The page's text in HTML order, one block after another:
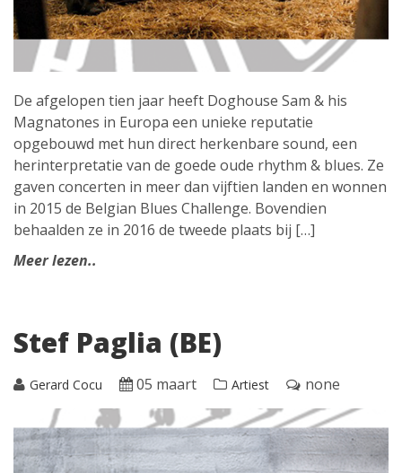
De afgelopen tien jaar heeft Doghouse Sam & his
Magnatones in Europa een unieke reputatie
opgebouwd met hun direct herkenbare sound, een
herinterpretatie van de goede oude rhythm & blues. Ze
gaven concerten in meer dan vijftien landen en wonnen
in 2015 de Belgian Blues Challenge. Bovendien
behaalden ze in 2016 de tweede plaats bij […]
Meer lezen..
Stef Paglia (BE)
Gerard Cocu 05 maart Artiest none